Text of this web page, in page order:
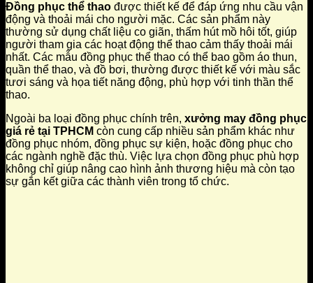
Đồng phục thể thao được thiết kế để đáp ứng nhu cầu vận
động và thoải mái cho người mặc. Các sản phẩm này
thường sử dụng chất liệu co giãn, thấm hút mồ hôi tốt, giúp
người tham gia các hoạt động thể thao cảm thấy thoải mái
nhất. Các mẫu đồng phục thể thao có thể bao gồm áo thun,
quần thể thao, và đồ bơi, thường được thiết kế với màu sắc
tươi sáng và họa tiết năng động, phù hợp với tinh thần thể
thao.
Ngoài ba loại đồng phục chính trên, xưởng may đồng phục
giá rẻ tại TPHCM còn cung cấp nhiều sản phẩm khác như
đồng phục nhóm, đồng phục sự kiện, hoặc đồng phục cho
các ngành nghề đặc thù. Việc lựa chọn đồng phục phù hợp
không chỉ giúp nâng cao hình ảnh thương hiệu mà còn tạo
sự gắn kết giữa các thành viên trong tổ chức.